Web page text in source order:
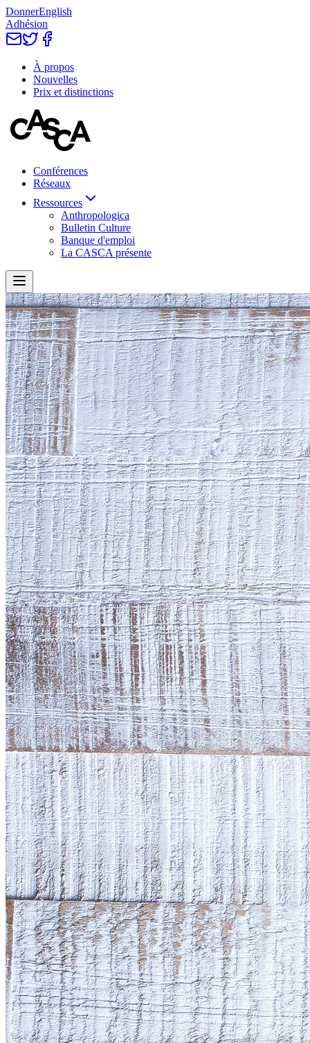
DonnerEnglish
Adhésion
À propos
Nouvelles
Prix et distinctions
Conférences
Réseaux
Ressources
Anthropologica
Bulletin Culture
Banque d'emploi
La CASCA présente